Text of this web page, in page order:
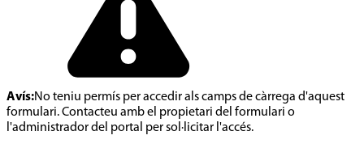
Avís:No teniu permís per accedir als camps de càrrega d'aquest
formulari. Contacteu amb el propietari del formulari o
l'administrador del portal per sol·licitar l'accés.